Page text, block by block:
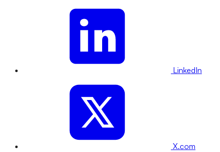
LinkedIn
X.com